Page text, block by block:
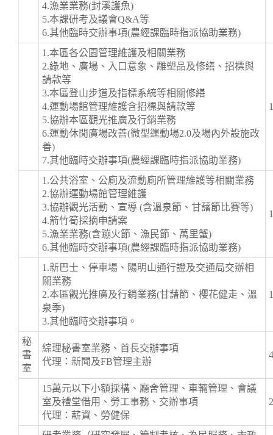
4.漁業業務(封溪護魚)
5.本課研考及議會Q&A等
6.其他臨時交辦事項(農經課臨時指派協助業務)
1.本區各公園管理維護及相關業務
2.綠地、廣場、入口意象、雕塑品及修繕、招標與
請款等
3.本區登山步道及指標系統等相關修繕
4.運動場館管理維護含招標與請款等
5.協辦本區觀光推廣及行銷業務
6.運動休閒廣場改善(微型運動場2.0及場內外設施改
善)
7.其他臨時交辦事項(農經課臨時指派協助業務)
1.公共浴室、公廁及流動廁所管理維護等相關業務
2.協辦運動場館管理維護
3.協辦觀光活動、宣導 (含溫泉節、甘藷節比賽等)
4.箭竹筍採摘申請案
5.漁業業務(含蹦火節、漁民節、萬里蟹)
6.其他臨時交辦事項(農經課臨時指派協助業務)
1.新巴士、停車場、陽明山通行證及交通局交辦相
關業務
2.本區觀光推廣及行銷業務(甘藷節、櫻花健走、溫
泉季)
3.其他臨時交辦事項。
秘
書
室
綜理秘書室業務、首長交辦事項
代理：新聞及FB管理主辦
15萬元以下小額採構、廳舍管理、車輛管理、會議
室及禮堂借用、勞工事務、交辦事項
代理：薪資、勞健保